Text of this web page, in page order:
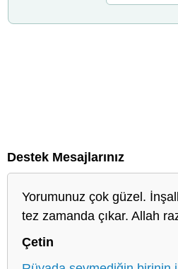
Destek Mesajlarınız
Yorumunuz çok güzel.
tez zamanda çıkar. Allah
Çetin